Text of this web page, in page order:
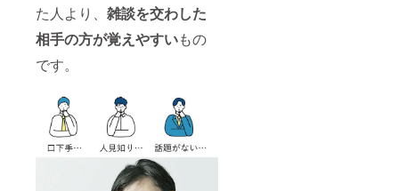
た人より、 雑談を交わした
相手の方が覚えやすいもの
です。